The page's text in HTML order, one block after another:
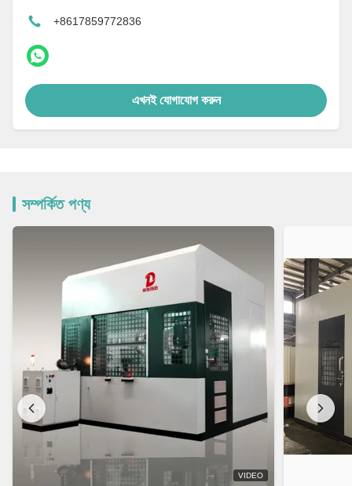
+8617859772836
এখনই যোগাযোগ করুন
সম্পর্কিত পণ্য
VIDEO